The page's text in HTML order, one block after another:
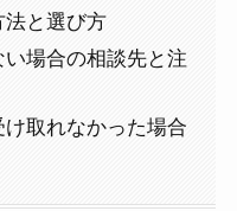
と選び方
場合の相談先と注
取れなかった場合